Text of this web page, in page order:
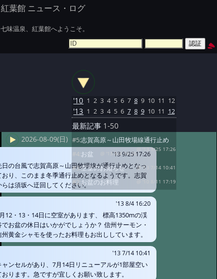
紅葉館 ニュース・ログ
七味温泉、紅葉館へようこそ。
2026-08-09(日)
'13 9/25 17:26
日の台風で志賀高原～山田牧場線が通行止めとなっ
おり、このまま冬季通行止めとなるようです。志賀
らは須坂へ迂回してください。
'13 8/4 16:20
12・13・14日に空室があります、 標高1350mの渓
でお盆の休日はいかがでしょうか？ 信州サーモン・
州黄金シャモを使ったお料理もお出ししています。
'13 7/14 10:41
ャンセルがあり、7月14日リニューアルが1部屋空い
おります。急ですが宜しくお願い致します。
'10 1 2 3 4 5 6 7 8 9 10 11 12
'13 1 2 3 4 5 6 7 8 9 10 11 12
最新記事 1-50
#5:志賀高原～山田牧場線通行止め
@ '13 9/25 17:26
#4:お盆 @ '13 8/4 16:20
#3:空室のお知らせ @ '13 7/14 10:41
#2:お盆のお料理 @ '10 8/11 17:19